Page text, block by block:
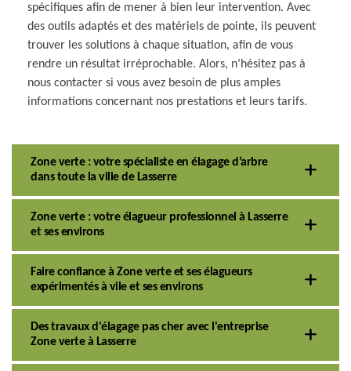
spécifiques afin de mener à bien leur intervention. Avec
des outils adaptés et des matériels de pointe, ils peuvent
trouver les solutions à chaque situation, afin de vous
rendre un résultat irréprochable. Alors, n’hésitez pas à
nous contacter si vous avez besoin de plus amples
informations concernant nos prestations et leurs tarifs.
Zone verte : votre spécialiste en élagage d’arbre
dans toute la ville de Lasserre
Zone verte : votre élagueur professionnel à Lasserre
et ses environs
Faire confiance à Zone verte et ses élagueurs
expérimentés à vile et ses environs
Des travaux d'élagage pas cher avec l'entreprise
Zone verte à Lasserre